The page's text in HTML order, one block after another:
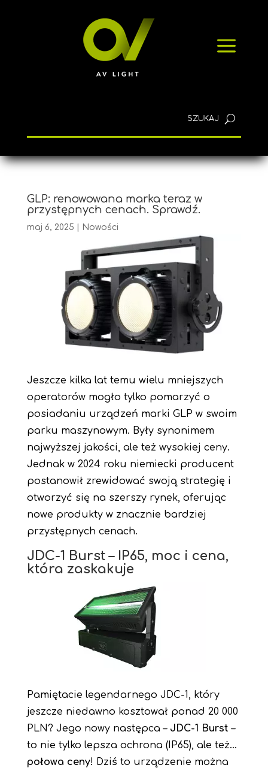
a
KONTAKT
GLP: renowowana marka teraz w
przystępnych cenach. Sprawdź.
maj 6, 2025 Nowości
Jeszcze kilka lat temu wielu mniejszych
operatorów mogło tylko pomarzyć o
posiadaniu urządzeń marki GLP w swoim
parku maszynowym. Były synonimem
najwyższej jakości, ale też wysokiej ceny.
Jednak w 2024 roku niemiecki producent
postanowił zrewidować swoją strategię i
otworzyć się na szerszy rynek, oferując
nowe produkty w znacznie bardziej
przystępnych cenach.
JDC-1 Burst – IP65, moc i cena,
która zaskakuje
Pamiętacie legendarnego JDC-1, który
jeszcze niedawno kosztował ponad 20 000
PLN? Jego nowy następca – JDC-1 Burst –
to nie tylko lepsza ochrona (IP65), ale też…
połowa ceny! Dziś to urządzenie można